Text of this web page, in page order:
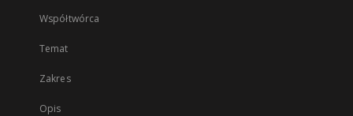
Współtwórca
Temat
Zakres
Opis